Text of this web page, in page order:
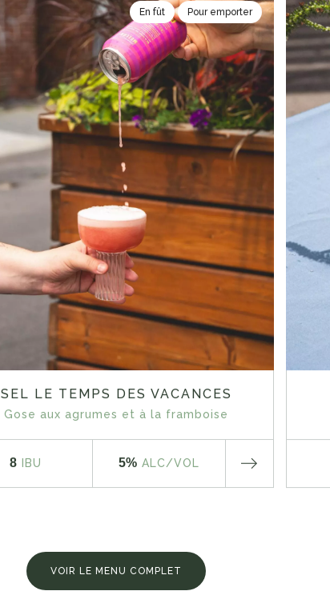
En fût Pour emporter
SEL LE TEMPS DES VACANCES
Gose aux agrumes et à la framboise
8 IBU 5% ALC/VOL
VOIR LE MENU COMPLET